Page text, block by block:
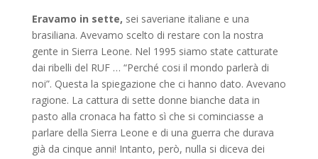
Eravamo in sette, sei saveriane italiane e una
brasiliana. Avevamo scelto di restare con la nostra
gente in Sierra Leone. Nel 1995 siamo state catturate
dai ribelli del RUF … “Perché cosi il mondo parlerà di
noi”. Questa la spiegazione che ci hanno dato. Avevano
ragione. La cattura di sette donne bianche data in
pasto alla cronaca ha fatto sì che si cominciasse a
parlare della Sierra Leone e di una guerra che durava
già da cinque anni! Intanto, però, nulla si diceva dei